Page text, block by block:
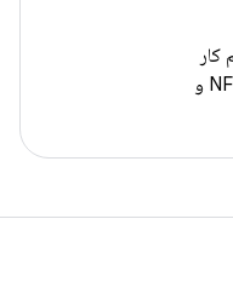
می‌کنند و از طریق بلوتوث، NFC، Wi-Fi و